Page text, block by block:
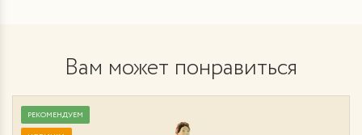
Вам может понравиться
РЕКОМЕНДУЕМ